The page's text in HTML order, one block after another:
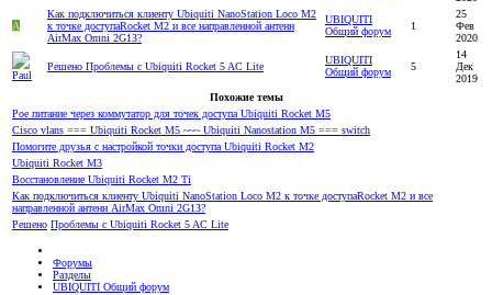
A
Как подключиться клиенту Ubiquiti NanoStation Loco M2
к точке доступаRocket M2 и все направленной антенн
AirMax Omni 2G1З?
UBIQUITI
Общий форум
1
25
Фев
2020
Решено Проблемы с Ubiquiti Rocket 5 AC Lite
UBIQUITI
Общий форум
5
14
Дек
2019
Похожие темы
Poe питание через коммутатор для точек доступа Ubiquiti Rocket M5
Cisco vlans === Ubiquiti Rocket M5 ~~~ Ubiquiti Nanostation M5 === switch
Помогите друзья с настройкой точки доступа Ubiquiti Rocket M2
Ubiquiti Rocket M3
Восстановление Ubiquiti Rocket M2 Ti
Как подключиться клиенту Ubiquiti NanoStation Loco M2 к точке доступаRocket M2 и все
направленной антенн AirMax Omni 2G1З?
Решено Проблемы с Ubiquiti Rocket 5 AC Lite
Форумы
Разделы
UBIQUITI Общий форум